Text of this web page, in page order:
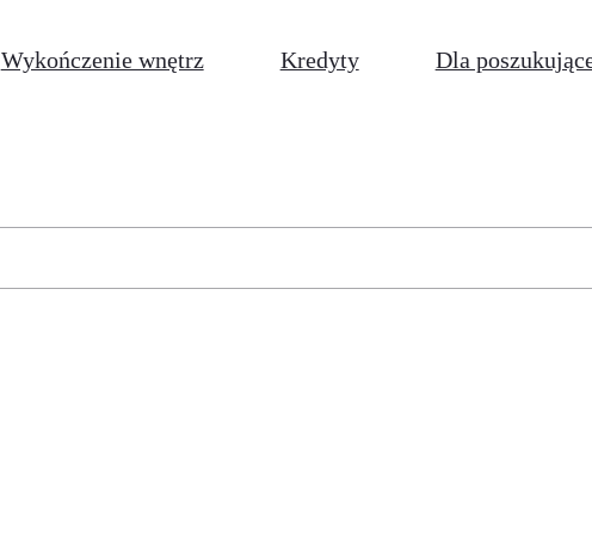
Wykończenie wnętrz Kredyty Dla